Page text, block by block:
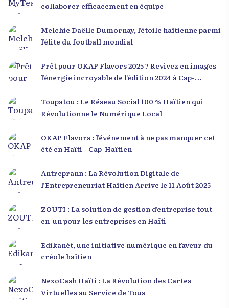
collaborer efficacement en équipe
Melchie Daëlle Dumornay, l’étoile haïtienne parmi
l’élite du football mondial
Prêt pour OKAP Flavors 2025 ? Revivez en images
l’énergie incroyable de l’édition 2024 à Cap-
Toupatou : Le Réseau Social 100 % Haïtien qui
Révolutionne le Numérique Local
OKAP Flavors : l’événement à ne pas manquer cet
été en Haïti - Cap-Haïtien
Antreprann : La Révolution Digitale de
l’Entrepreneuriat Haïtien Arrive le 11 Août 2025
ZOUTI : La solution de gestion d’entreprise tout-
en-un pour les entreprises en Haïti
Edikanèt, une initiative numérique en faveur du
créole haïtien
NexoCash Haïti : La Révolution des Cartes
Virtuelles au Service de Tous